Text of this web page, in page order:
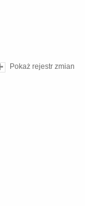
Pokaż rejestr zmian